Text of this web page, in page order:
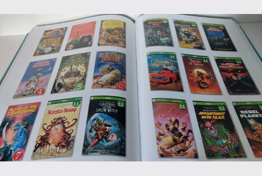
borítófestményekről vagy fekete-fehér
belső illusztrációkról. Van, akitől
mindössze három-négy kép szerepel,
mások viszont olyan mély nyomot
hagytak a sorozaton, hogy húsz-harminc
oldalon keresztül nézegethetjük műveik
válogatott darabjait. A névsor
önmagában olyan, mint egy fantasy-
grafikai rockfesztivál plakátja: Chris
Achilléos, John Blanche, Jim Burns, Les
Edwards, Karl Kopinski, Iain McCaig,